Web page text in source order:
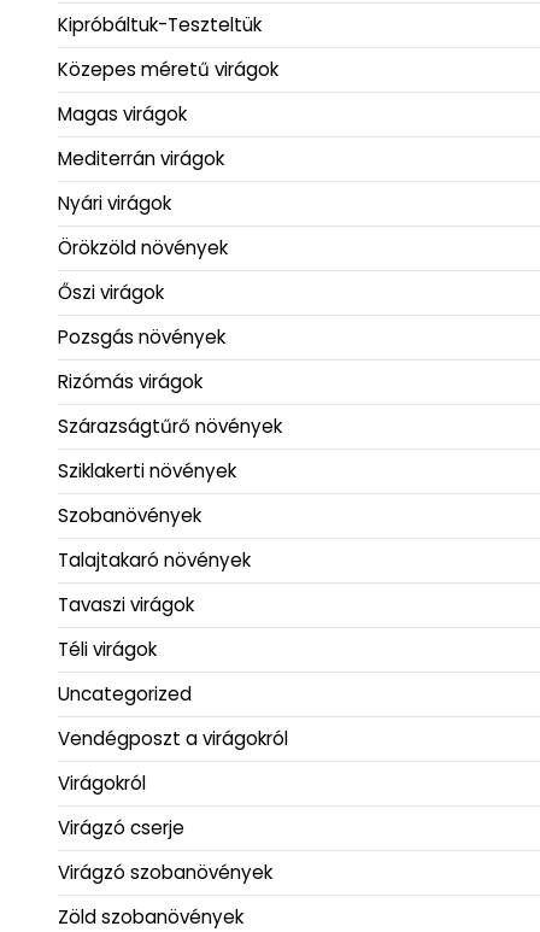
Kipróbáltuk-Teszteltük
Közepes méretű virágok
Magas virágok
Mediterrán virágok
Nyári virágok
Örökzöld növények
Őszi virágok
Pozsgás növények
Rizómás virágok
Szárazságtűrő növények
Sziklakerti növények
Szobanövények
Talajtakaró növények
Tavaszi virágok
Téli virágok
Uncategorized
Vendégposzt a virágokról
Virágokról
Virágzó cserje
Virágzó szobanövények
Zöld szobanövények